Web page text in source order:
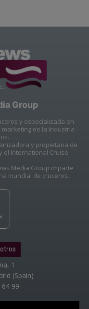
Group
y especializada en
de la industria
y propietaria de
el International Cruise
Media Group imparte
mundial de cruceros.
1
(Spain)
99